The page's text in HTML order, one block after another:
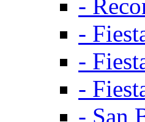
-
-
-
-
- San